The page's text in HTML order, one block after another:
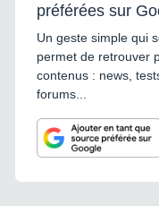
préférées sur
Un geste simple qui
permet de retrouver
contenus : news,
forums...